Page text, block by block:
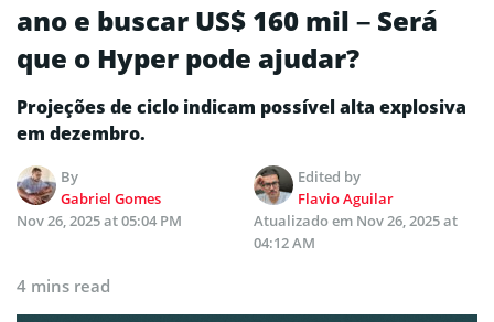
ano e buscar US$ 160 mil – Será
que o Hyper pode ajudar?
Projeções de ciclo indicam possível alta explosiva
em dezembro.
By
Gabriel Gomes
Edited by
Flavio Aguilar
Nov 26, 2025 at 05:04 PM
Atualizado em Nov 26, 2025 at
04:12 AM
4 mins read